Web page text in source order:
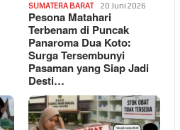
SUMATERA BARAT 20 Juni 2026
Pesona Matahari
Terbenam di Puncak
Panaroma Dua Koto:
Surga Tersembunyi
Pasaman yang Siap Jadi
Desti…